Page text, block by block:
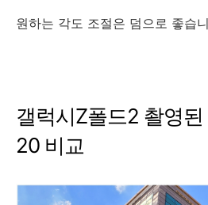
원하는 각도 조절은 덤으로 좋습
갤럭시Z폴드2 촬영
20 비교